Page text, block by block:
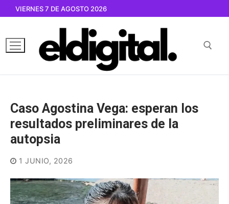
contenido
VIERNES 7 DE AGOSTO 2026
Caso Agostina Vega: esperan los
resultados preliminares de la
autopsia
1 JUNIO, 2026